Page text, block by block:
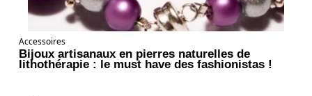
Accessoires
Bijoux artisanaux en pierres naturelles de
lithothérapie : le must have des fashionistas !